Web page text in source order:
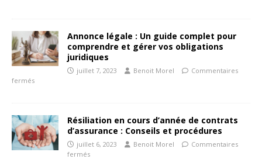
Annonce légale : Un guide complet pour
comprendre et gérer vos obligations
juridiques
juillet 7, 2023 Benoit Morel
Commentaires
fermés
Résiliation en cours d’année de contrats
d’assurance : Conseils et procédures
juillet 6, 2023 Benoit Morel
Commentaires
fermés